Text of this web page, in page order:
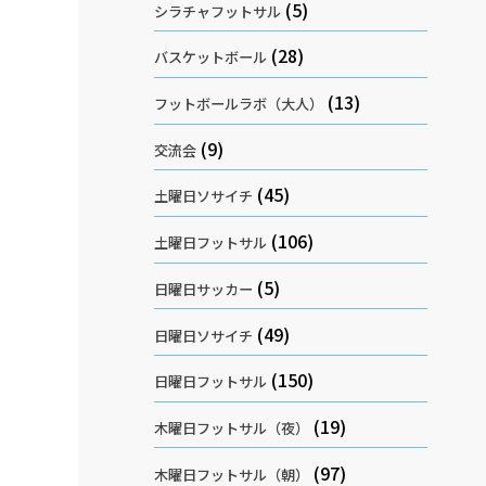
シラチャフットサル(5)
バスケットボール(28)
フットボールラボ（大人） (13)
交流会(9)
土曜日ソサイチ (45)
土曜日フットサル(106)
日曜日サッカー (5)
日曜日ソサイチ (49)
日曜日フットサル(150)
木曜日フットサル（夜） (19)
木曜日フットサル（朝） (97)